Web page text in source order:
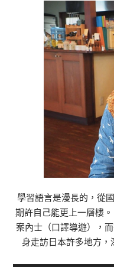
學習語言是漫長的，從
期許自己能更上一層樓
案內士（口譯導遊），
身走訪日本許多地方，